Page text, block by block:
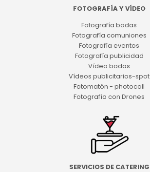
FOTOGRAFÍA Y VÍDEO
Fotografía bodas
Fotografía comuniones
Fotografía eventos
Fotografía publicidad
Vídeo bodas
Vídeos publicitarios-spot
Fotomatón - photocall
Fotografía con Drones
SERVICIOS DE CATERING